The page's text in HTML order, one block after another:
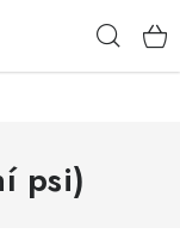
psi)